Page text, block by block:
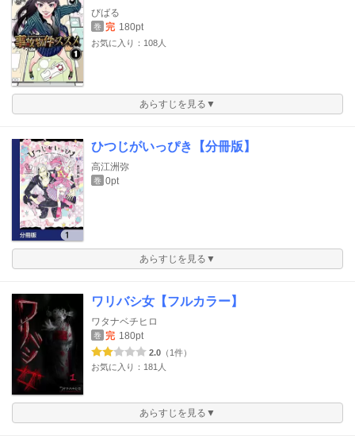
びばる
巻 完 180pt
お気に入り：108人
あらすじを見る▼
ひつじがいっぴき【分冊版】
高江洲弥
巻 0pt
あらすじを見る▼
ワリバシ女【フルカラー】
ワタナベチヒロ
巻 完 180pt
2.0 （1件）
お気に入り：181人
あらすじを見る▼